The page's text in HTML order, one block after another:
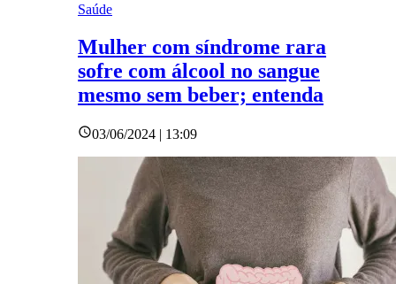
Saúde
Mulher com síndrome rara
sofre com álcool no sangue
mesmo sem beber; entenda
03/06/2024 | 13:09